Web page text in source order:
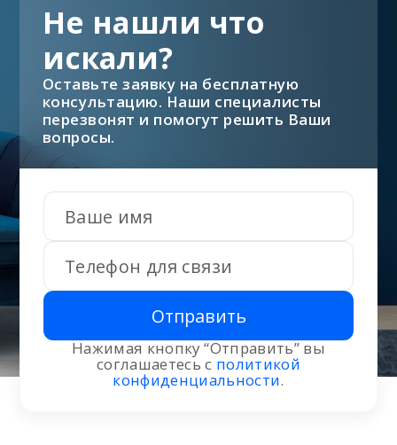
Отправить
Нажимая кнопку “Отправить” вы
соглашаетесь с политикой
конфиденциальности.
Не нашли что
искали?
Оставьте заявку на бесплатную
консультацию. Наши специалисты
перезвонят и помогут решить Ваши
вопросы.